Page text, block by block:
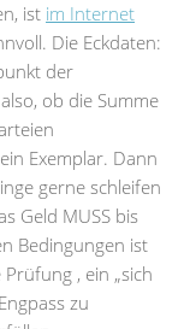
ist im Internet
Die Eckdaten:
der
ob die Summe
Exemplar. Dann
gerne schleifen
Geld MUSS bis
Bedingungen ist
, ein „sich
zu